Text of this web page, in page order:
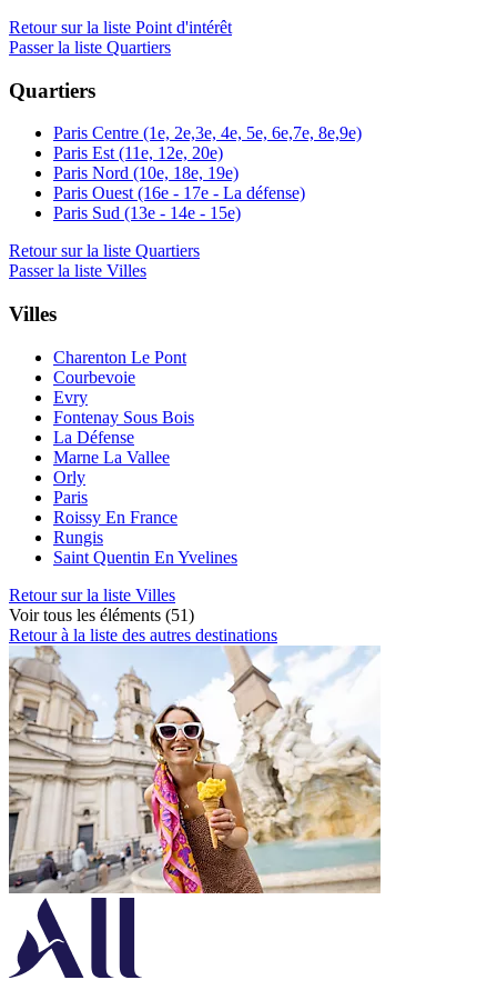
Retour sur la liste Point d'intérêt
Passer la liste Quartiers
Quartiers
Paris Centre (1e, 2e,3e, 4e, 5e, 6e,7e, 8e,9e)
Paris Est (11e, 12e, 20e)
Paris Nord (10e, 18e, 19e)
Paris Ouest (16e - 17e - La défense)
Paris Sud (13e - 14e - 15e)
Retour sur la liste Quartiers
Passer la liste Villes
Villes
Charenton Le Pont
Courbevoie
Evry
Fontenay Sous Bois
La Défense
Marne La Vallee
Orly
Paris
Roissy En France
Rungis
Saint Quentin En Yvelines
Retour sur la liste Villes
Voir tous les éléments (51)
Retour à la liste des autres destinations